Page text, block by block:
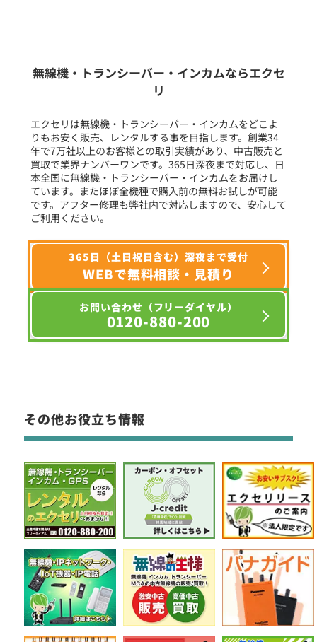
フリーワード入力(製品名等)
選択条件をリセット
無線機・トランシーバー・インカムならエクセ
リ
エクセリは無線機・トランシーバー・インカムをどこよ
りもお安く販売、レンタルする事を目指します。創業34
年で7万社以上のお客様との取引実績があり、中古販売と
買取で業界ナンバーワンです。365日深夜まで対応し、日
本全国に無線機・トランシーバー・インカムをお届けし
ています。またほぼ全機種で購入前の無料お試しが可能
です。アフター修理も弊社内で対応しますので、安心して
ご利用ください。
365日（土日祝日含む）深夜まで受付
WEBで無料相談・見積り
お問い合わせ（フリーダイヤル）
0120-880-200
その他お役立ち情報